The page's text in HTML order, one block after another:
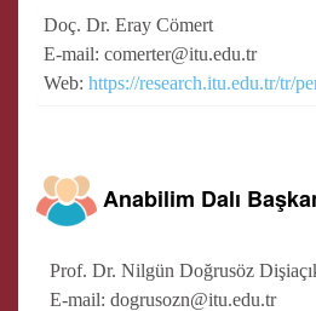
Doç. Dr. Eray Cömert
E-mail: comerter@itu.edu.tr
Web: https://research.itu.edu.tr/tr/
Anabilim Dalı
Prof. Dr. Nilgün Doğrusöz
E-mail: dogrusozn@itu.edu.tr